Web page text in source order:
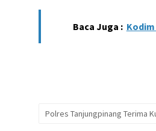
Baca Juga :
Polres Tanjungpinang Terima